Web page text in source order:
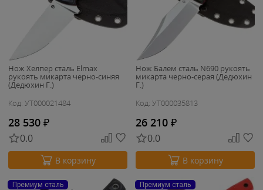
Нож Хелпер сталь Elmax
рукоять микарта черно-синяя
(Дедюхин Г.)
Код: УТ000021484
28 530 ₽
0.0
В корзину
Нож Балем сталь N690 рукоять
микарта черно-серая (Дедюхин
Г.)
Код: УТ000035813
26 210 ₽
0.0
В корзину
Премиум сталь
Премиум сталь